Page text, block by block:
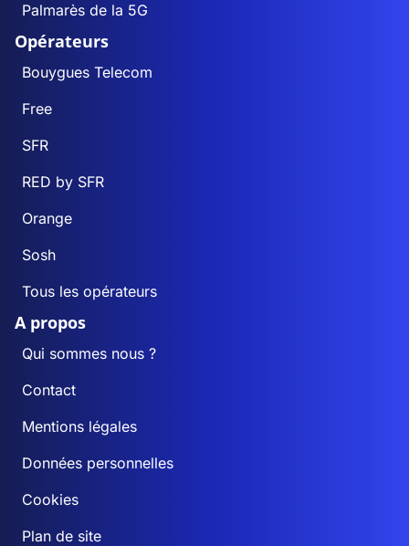
Palmarès de la 5G
Opérateurs
Bouygues Telecom
Free
SFR
RED by SFR
Orange
Sosh
Tous les opérateurs
A propos
Qui sommes nous ?
Contact
Mentions légales
Données personnelles
Cookies
Plan de site